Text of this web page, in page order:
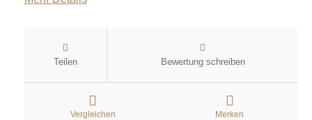
Teilen Bewertung schreiben
Vergleichen Merken